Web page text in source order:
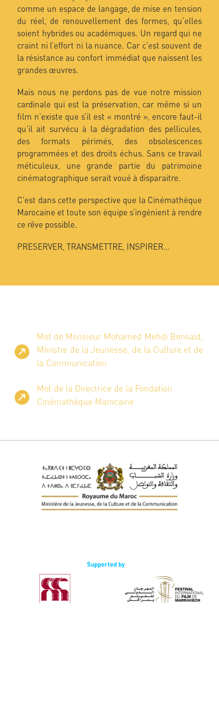
Mot de Monsieur Mohamed Mehdi Bensaid,
Ministre de la Jeunesse, de la Culture et de
la Communication
Mot de la Directrice de la Fondation
Cinémathèque Marocaine
comme un espace de langage, de mise en tension
du réel, de renouvellement des formes, qu’elles
soient hybrides ou académiques. Un regard qui ne
craint ni l’effort ni la nuance. Car c’est souvent de
la résistance au confort immédiat que naissent les
grandes œuvres.
Mais nous ne perdons pas de vue notre mission
cardinale qui est la préservation, car même si un
film n’existe que s’il est « montré », encore faut-il
qu’il ait survécu à la dégradation des pellicules,
des formats périmés, des obsolescences
programmées et des droits échus. Sans ce travail
méticuleux, une grande partie du patrimoine
cinématographique serait voué à disparaitre.
C’est dans cette perspective que la Cinémathèque
Marocaine et toute son équipe s’ingénient à rendre
ce rêve possible.
PRESERVER, TRANSMETTRE, INSPIRER…
Supported by